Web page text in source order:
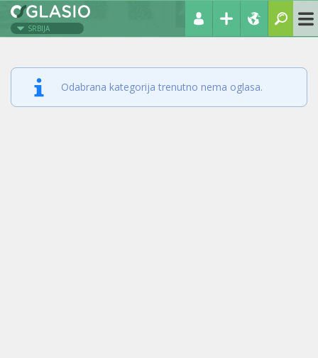
SRBIJA
Odabrana kategorija trenutno nema oglasa.